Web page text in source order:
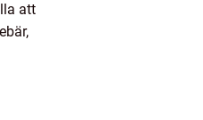
att